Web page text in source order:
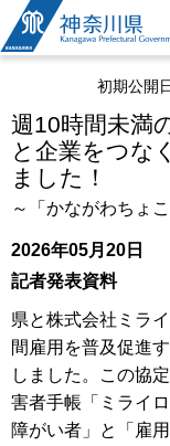
神奈川県
初期公開
週10時間未満
と企業をつな
ました！
～「かながわちょ
2026年05月20日
記者発表資料
県と株式会社ミラ
間雇用を普及促進
しました。この協
害者手帳「ミライ
障がい者」と「雇